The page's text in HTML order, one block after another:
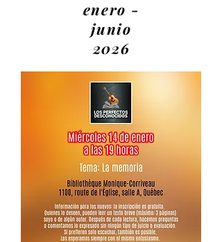
enero -
junio
2026